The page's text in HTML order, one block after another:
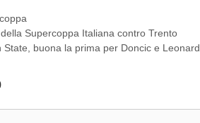
Supercoppa Italiana contro Trento
buona la prima per Doncic e Leonard